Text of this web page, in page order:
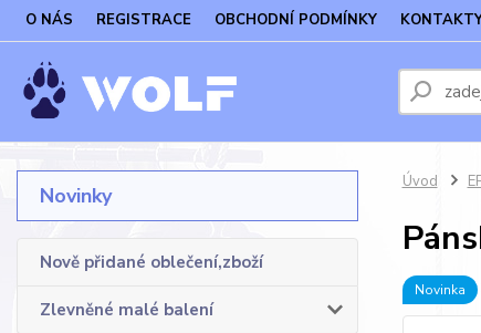
O NÁS REGISTRACE OBCHODNÍ PODMÍNKY
Novinky
Nově přidané oblečení,zboží
Zlevněné malé balení
Úvod
Novinka